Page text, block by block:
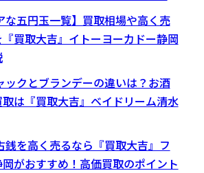
な五円玉一覧】買取相場や高く売
買取大吉』イトーヨーカドー静岡
ックとブランデーの違いは？お酒
は『買取大吉』ベイドリーム清水
銭を高く売るなら『買取大吉』フ
岡がおすすめ！高価買取のポイント